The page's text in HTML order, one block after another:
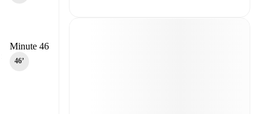
Minute 46
46‎’‎